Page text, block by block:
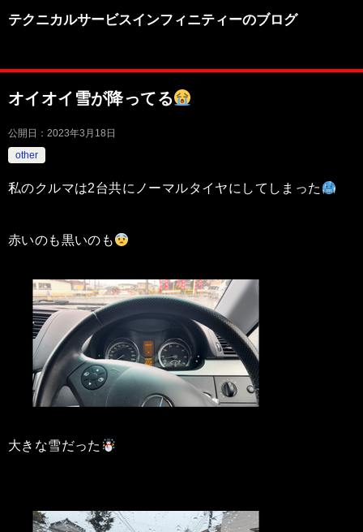
テクニカルサービスインフィニティーのブログ
オイオイ雪が降ってる
公開日： 2023年3月18日
other
私のクルマは2台共にノーマルタイヤにしてしまった
赤いのも黒いのも
大きな雪だった